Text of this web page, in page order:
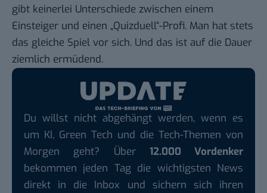
gibt keinerlei Unterschiede zwischen einem
Einsteiger und einen „Quizduell“-Profi. Man hat stets
das gleiche Spiel vor sich. Und das ist auf die Dauer
ziemlich ermüdend.
Du willst nicht abgehängt werden, wenn es
um KI, Green Tech und die Tech-Themen von
Morgen geht? Über 12.000 Vordenker
bekommen jeden Tag die wichtigsten News
direkt in die Inbox und sichern sich ihren